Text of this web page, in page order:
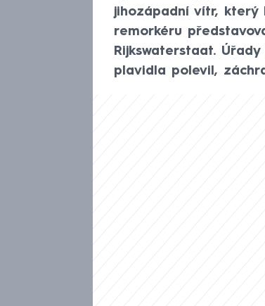
jihozápadní vítr, který
remorkéru
Rijkswaterstaat.
plavidla polevil,